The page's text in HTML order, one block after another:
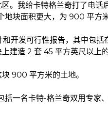
。我给卡特格兰奇打了电话
块面积更大，为 900 平方米
开发可行性报告，其中包
建造 2 套 45 平方英尺以上的
900 平方米的土地。
一名卡特-格兰奇双用专家